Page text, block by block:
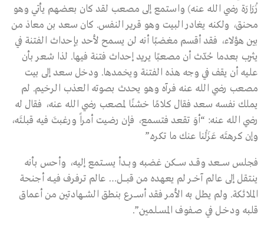
زُرَارَة رضي الله عنه) واستمع إلى مصعب لقد كان بعضهم يأتي وهو
محنق، ولكنه يغادر البيت وهو قرير النفس. كان سعد بن معاذ من
بين هؤلاء، فقد أقسم مغضبًا أنه لن يسمح لأحد بإحداث الفتنة في
يثرب بعدما حُدّث أن مصعبًا يريد إحداث فتنة فيها. لذا شعر بأن
عليه أن يقف في وجه هذه الفتنة ويخمدها. ودخل سعد إلى بيت
مصعب رضي الله عنه فرآه وهو يحدث بصوته العذب الرخيم. لم
يملك نفسه سعد فقال كلامًا خشنًا لمصعب رضي الله عنه، فقال له
رضي الله عنه: “أوَ تقعد فتسمع، فإن رضيت أمراً ورغبتَ فيه قبلتَه،
وإن كرهتَه عَزَلْنا عنك ما تكره.”
فجلس ســــعد وقــــد ســــكن غضبه وبــــدأ يســـتمع إليه، وأحس بأنه
ينتقل إلى عالم آخـــر لم يعهده من قبـــــل… عالم ترفرف فيـــه أجنحة
الملائكة. ولم يطل به الأمر فقد أســــرع بنطق الشـــهادتين من أعماق
قلبه ودخــل في صــفوف المســلمين.”.